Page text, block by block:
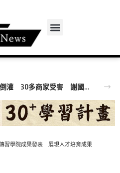
白海豚外圍環流遇大潮釀海水倒灌 30多商家受害 謝國樑親赴慰問
習學院成果發表 展現人才培育成果